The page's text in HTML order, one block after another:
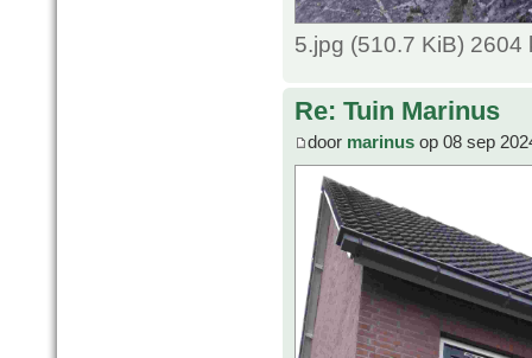
5.jpg (510.7 KiB) 2604
Re: Tuin Marinus
door marinus op 08 sep